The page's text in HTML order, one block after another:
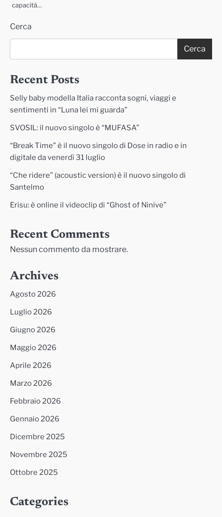
capacità…
Cerca
Cerca
Recent Posts
Selly baby modella Italia racconta sogni, viaggi e
sentimenti in “Luna lei mi guarda”
SVOSIL: il nuovo singolo è “MUFASA”
“Break Time” è il nuovo singolo di Dose in radio e in
digitale da venerdì 31 luglio
“Che ridere” (acoustic version) è il nuovo singolo di
Santelmo
Erisu: è online il videoclip di “Ghost of Ninive”
Recent Comments
Nessun commento da mostrare.
Archives
Agosto 2026
Luglio 2026
Giugno 2026
Maggio 2026
Aprile 2026
Marzo 2026
Febbraio 2026
Gennaio 2026
Dicembre 2025
Novembre 2025
Ottobre 2025
Categories